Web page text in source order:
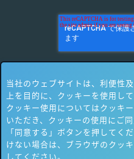
当社のウェブサイトは、利便性
上を目的に、クッキーを使用し
クッキー使用についてはクッキ
いただき、クッキーの使用にご
「同意する」ボタンを押してく
けない場合は、ブラウザのクッ
してください。